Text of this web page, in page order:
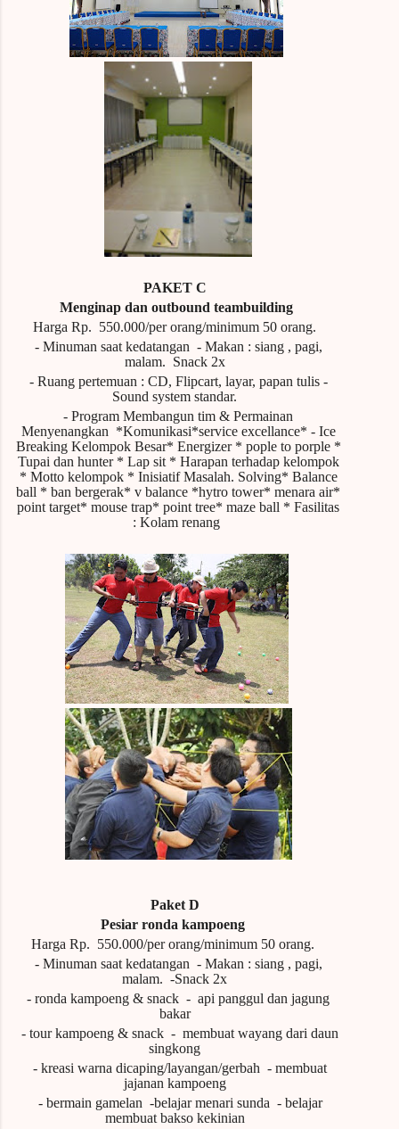
PAKET C
Menginap dan outbound teambuilding
Harga Rp. 550.000/per orang/minimum 50 orang.
- Minuman saat kedatangan - Makan : siang , pagi,
malam. Snack 2x
- Ruang pertemuan : CD, Flipcart, layar, papan tulis -
Sound system standar.
- Program Membangun tim & Permainan
Menyenangkan *Komunikasi*service excellance* - Ice
Breaking Kelompok Besar* Energizer * pople to porple *
Tupai dan hunter * Lap sit * Harapan terhadap kelompok
* Motto kelompok * Inisiatif Masalah. Solving* Balance
ball * ban bergerak* v balance *hytro tower* menara air*
point target* mouse trap* point tree* maze ball * Fasilitas
: Kolam renang
Paket D
Pesiar ronda kampoeng
Harga Rp. 550.000/per orang/minimum 50 orang.
- Minuman saat kedatangan - Makan : siang , pagi,
malam. -Snack 2x
- ronda kampoeng & snack - api panggul dan jagung
bakar
- tour kampoeng & snack - membuat wayang dari daun
singkong
- kreasi warna dicaping/layangan/gerbah - membuat
jajanan kampoeng
- bermain gamelan -belajar menari sunda - belajar
membuat bakso kekinian